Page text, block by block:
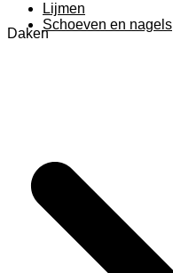
Lijmen
Schoeven en nagels
Daken